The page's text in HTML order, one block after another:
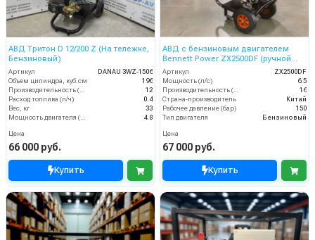
АВД Тритон D 12/200 Z (На тележке,
Бензиновый)
Артикул
DANAU 3WZ-1506
Объем цилиндра, куб.см
196
Производительность (л/мин)
12
Расход топлива (л/ч)
0.4
Вес, кг
33
Мощность двигателя (кВт)
4.8
Цена
66 000 руб.
Купить
АВД с бензиновым двигателем
Bennett Power ZX2500DF (ручной
стартер)
Артикул
ZX2500DF
Мощность (л/с)
6.5
Производительность (л/мин)
16
Страна-производитель
Китай
Рабочее давление (бар)
150
Тип двигателя
Бензиновый
Цена
67 000 руб.
Купить